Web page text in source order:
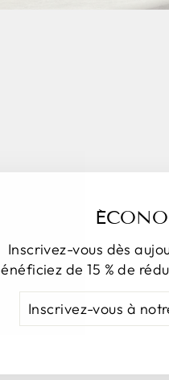
Inscrivez-vous dès
de 15 % de